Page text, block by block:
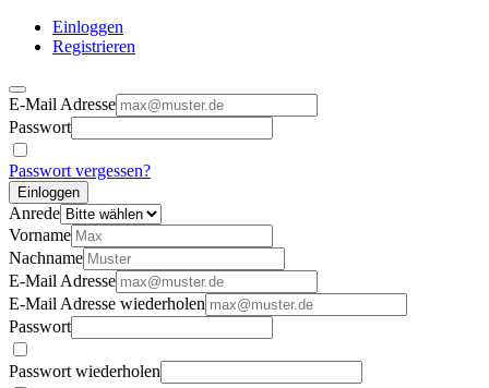
Einloggen
Registrieren
E-Mail Adresse
Passwort
Passwort vergessen?
Einloggen
Anrede
Vorname
Nachname
E-Mail Adresse
E-Mail Adresse wiederholen
Passwort
Passwort wiederholen